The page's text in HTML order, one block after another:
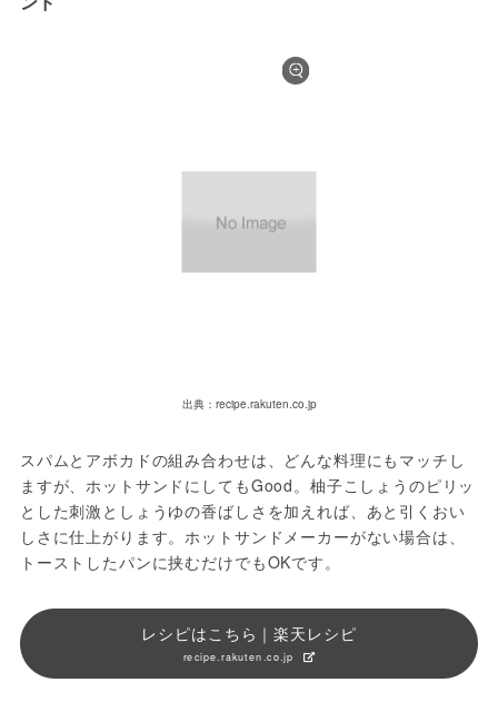
出典：recipe.rakuten.co.jp
スパムとアボカドの組み合わせは、どんな料理にもマッチし
ますが、ホットサンドにしてもGood。柚子こしょうのピリッ
とした刺激としょうゆの香ばしさを加えれば、あと引くおい
しさに仕上がります。ホットサンドメーカーがない場合は、
トーストしたパンに挟むだけでもOKです。
レシピはこちら｜楽天レシピ
recipe.rakuten.co.jp